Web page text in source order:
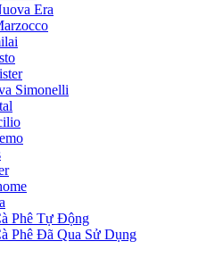
Era
Simonelli
Phê Tự Động
Phê Đã Qua Sử Dụng